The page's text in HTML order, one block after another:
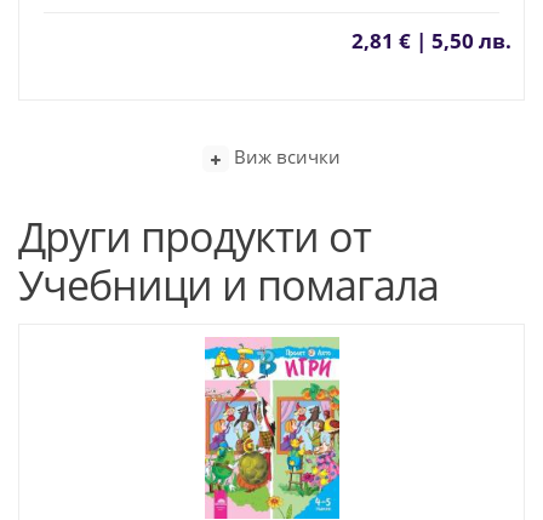
2,81 € | 5,50 лв.
Виж всички
Други продукти от
Учебници и помагала